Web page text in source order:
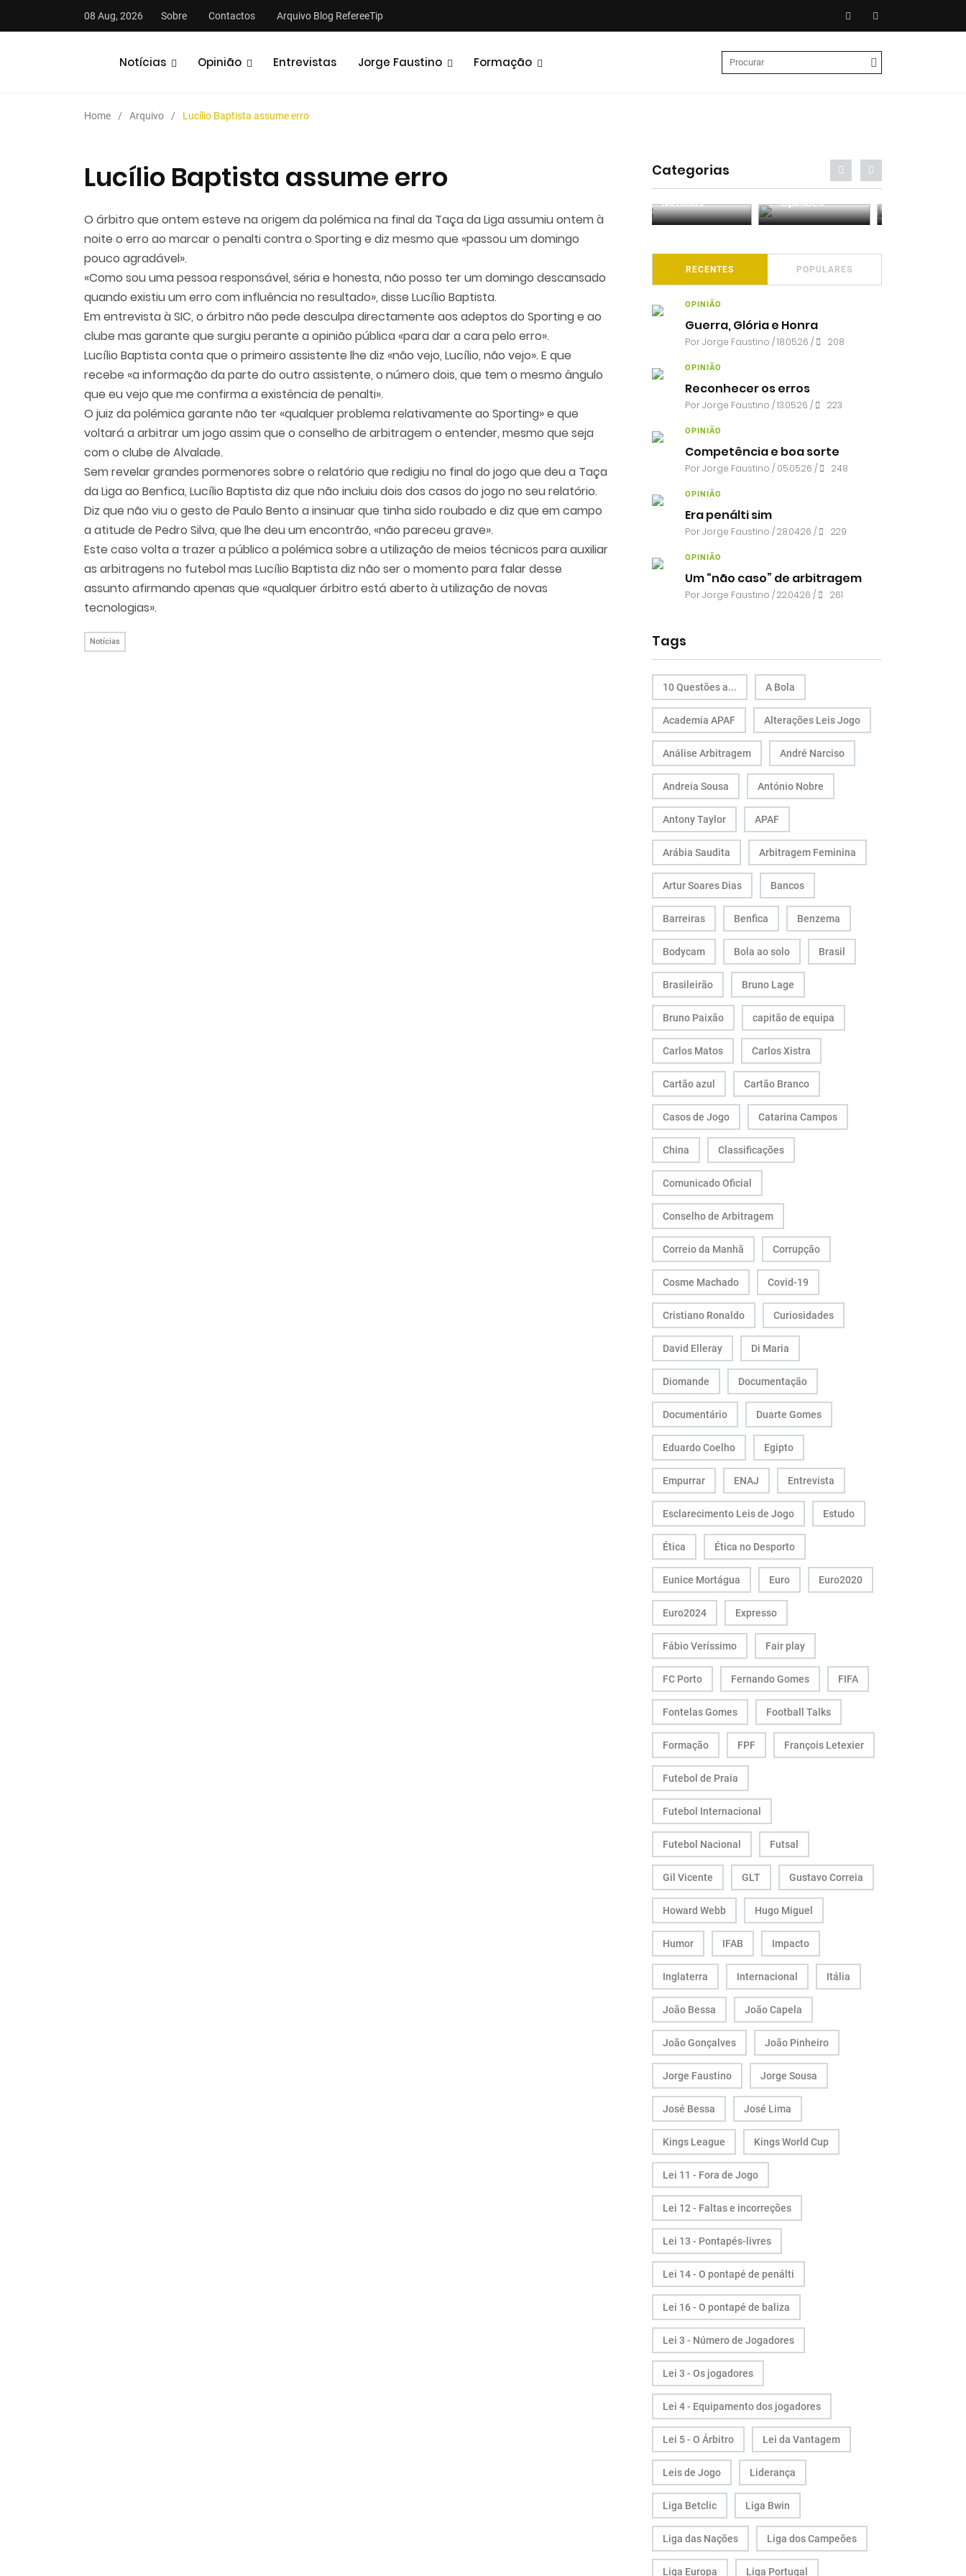
08 Aug, 2026 Sobre Contactos Arquivo Blog RefereeTip
Notícias Opinião Entrevistas Jorge Faustino Formação
Home Arquivo Lucílio Baptista assume erro
Lucílio Baptista assume erro
O árbitro que ontem esteve na origem da polémica na final da Taça da Liga assumiu ontem à
noite o erro ao marcar o penalti contra o Sporting e diz mesmo que «passou um domingo
pouco agradável».
«Como sou uma pessoa responsável, séria e honesta, não posso ter um domingo descansado
quando existiu um erro com influência no resultado», disse Lucílio Baptista.
Em entrevista à SIC, o árbitro não pede desculpa directamente aos adeptos do Sporting e ao
clube mas garante que surgiu perante a opinião pública «para dar a cara pelo erro».
Lucílio Baptista conta que o primeiro assistente lhe diz «não vejo, Lucílio, não vejo». E que
recebe «a informação da parte do outro assistente, o número dois, que tem o mesmo ângulo
que eu vejo que me confirma a existência de penalti».
O juiz da polémica garante não ter «qualquer problema relativamente ao Sporting» e que
voltará a arbitrar um jogo assim que o conselho de arbitragem o entender, mesmo que seja
com o clube de Alvalade.
Sem revelar grandes pormenores sobre o relatório que redigiu no final do jogo que deu a Taça
da Liga ao Benfica, Lucílio Baptista diz que não incluiu dois dos casos do jogo no seu relatório.
Diz que não viu o gesto de Paulo Bento a insinuar que tinha sido roubado e diz que em campo
a atitude de Pedro Silva, que lhe deu um encontrão, «não pareceu grave».
Este caso volta a trazer a público a polémica sobre a utilização de meios técnicos para auxiliar
as arbitragens no futebol mas Lucílio Baptista diz não ser o momento para falar desse
assunto afirmando apenas que «qualquer árbitro está aberto à utilização de novas
tecnologias».
Notícias
Categorias
Entrevistas Análises
RECENTES POPULARES
OPINIÃO
Guerra, Glória e Honra
PorJorge Faustino / 18.05.26 / 208
OPINIÃO
Reconhecer os erros
PorJorge Faustino / 13.05.26 / 223
OPINIÃO
Competência e boa sorte
PorJorge Faustino / 05.05.26 / 248
OPINIÃO
Era penálti sim
PorJorge Faustino / 28.04.26 / 229
OPINIÃO
Um “não caso” de arbitragem
PorJorge Faustino / 22.04.26 / 261
Tags
10 Questões a... A Bola
Academia APAF Alterações Leis Jogo
Análise Arbitragem André Narciso
Andreia Sousa António Nobre
Antony Taylor APAF
Arábia Saudita Arbitragem Feminina
Artur Soares Dias Bancos
Barreiras Benfica Benzema
Bodycam Bola ao solo Brasil
Brasileirão Bruno Lage
Bruno Paixão capitão de equipa
Carlos Matos Carlos Xistra
Cartão azul Cartão Branco
Casos de Jogo Catarina Campos
China Classificações
Comunicado Oficial
Conselho de Arbitragem
Correio da Manhã Corrupção
Cosme Machado Covid-19
Cristiano Ronaldo Curiosidades
David Elleray Di Maria
Diomande Documentação
Documentário Duarte Gomes
Eduardo Coelho Egipto
Empurrar ENAJ Entrevista
Esclarecimento Leis de Jogo Estudo
Ética Ética no Desporto
Eunice Mortágua Euro Euro2020
Euro2024 Expresso
Fábio Veríssimo Fair play
FC Porto Fernando Gomes FIFA
Fontelas Gomes Football Talks
Formação FPF François Letexier
Futebol de Praia
Futebol Internacional
Futebol Nacional Futsal
Gil Vicente GLT Gustavo Correia
Howard Webb Hugo Miguel
Humor IFAB Impacto
Inglaterra Internacional Itália
João Bessa João Capela
João Gonçalves João Pinheiro
Jorge Faustino Jorge Sousa
José Bessa José Lima
Kings League Kings World Cup
Lei 11 - Fora de Jogo
Lei 12 - Faltas e incorreções
Lei 13 - Pontapés-livres
Lei 14 - O pontapé de penálti
Lei 16 - O pontapé de baliza
Lei 3 - Número de Jogadores
Lei 3 - Os jogadores
Lei 4 - Equipamento dos jogadores
Lei 5 - O Árbitro Lei da Vantagem
Leis de Jogo Liderança
Liga Betclic Liga Bwin
Liga das Nações Liga dos Campeões
Liga Europa Liga Portugal